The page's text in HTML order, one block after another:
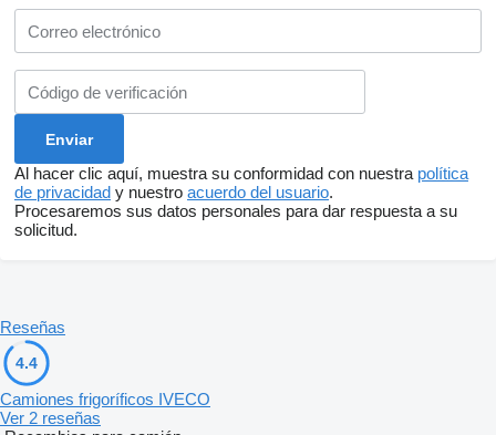
Al hacer clic aquí, muestra su conformidad con nuestra política
de privacidad y nuestro acuerdo del usuario.
Procesaremos sus datos personales para dar respuesta a su
solicitud.
Reseñas
4.4
Camiones frigoríficos IVECO
Ver 2 reseñas